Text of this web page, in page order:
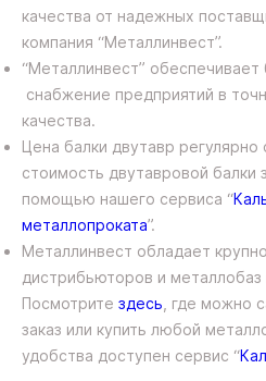
качества от надежных
компания “Металлинвест”.
“Металлинвест” обеспечивает
снабжение предприятий в
качества.
Цена балки двутавр регулярно
стоимость двутавровой балки
помощью нашего сервиса “
металлопроката”.
Металлинвест обладает
дистрибьюторов и металлобаз
Посмотрите здесь , где можно
заказ или купить любой
удобства доступен сервис “